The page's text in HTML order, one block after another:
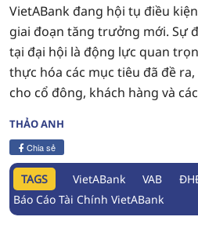
VietABank đang hội tụ điều
giai đoạn tăng trưởng mới. Sự
tại đại hội là động lực quan
thực hóa các mục tiêu đã đề
cho cổ đông, khách hàng và
THẢO ANH
Chia sẻ
TAGS VietABank VAB
Báo Cáo Tài Chính VietABank